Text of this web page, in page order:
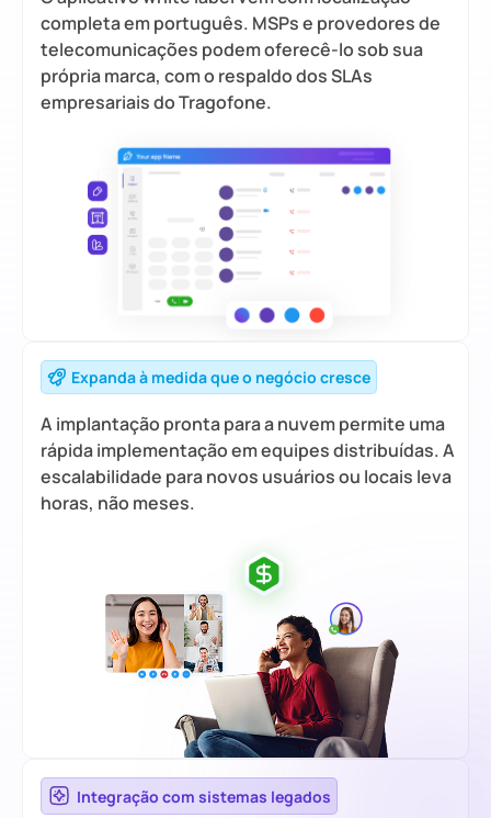
completa em português. MSPs e provedores de
telecomunicações podem oferecê-lo sob sua
própria marca, com o respaldo dos SLAs
empresariais do Tragofone.
Expanda à medida que o negócio cresce
A implantação pronta para a nuvem permite uma
rápida implementação em equipes distribuídas. A
escalabilidade para novos usuários ou locais leva
horas, não meses.
Integração com sistemas legados